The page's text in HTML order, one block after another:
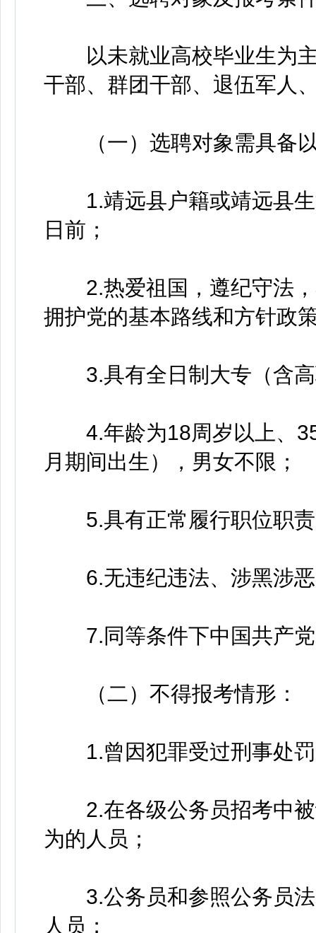
以未就业高校毕业生为主
干部、群团干部、退伍军人
（一）选聘对象需具备以
1.靖远县户籍或靖远县生
日前；
2.热爱祖国，遵纪守法，
拥护党的基本路线和方针政
3.具有全日制大专（含高
4.年龄为18周岁以上、35
月期间出生），男女不限；
5.具有正常履行职位职责
6.无违纪违法、涉黑涉恶
7.同等条件下中国共产党
（二）不得报考情形：
1.曾因犯罪受过刑事处罚
2.在各级公务员招考中被
为的人员；
3.公务员和参照公务员法
人员；